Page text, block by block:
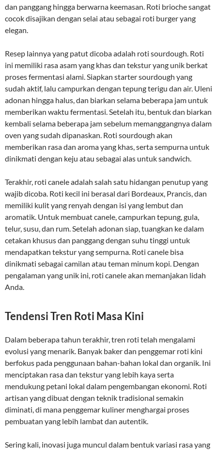
dan panggang hingga berwarna keemasan. Roti brioche sangat
cocok disajikan dengan selai atau sebagai roti burger yang
elegan.
Resep lainnya yang patut dicoba adalah roti sourdough. Roti
ini memiliki rasa asam yang khas dan tekstur yang unik berkat
proses fermentasi alami. Siapkan starter sourdough yang
sudah aktif, lalu campurkan dengan tepung terigu dan air. Uleni
adonan hingga halus, dan biarkan selama beberapa jam untuk
memberikan waktu fermentasi. Setelah itu, bentuk dan biarkan
kembali selama beberapa jam sebelum memanggangnya dalam
oven yang sudah dipanaskan. Roti sourdough akan
memberikan rasa dan aroma yang khas, serta sempurna untuk
dinikmati dengan keju atau sebagai alas untuk sandwich.
Terakhir, roti canele adalah salah satu hidangan penutup yang
wajib dicoba. Roti kecil ini berasal dari Bordeaux, Prancis, dan
memiliki kulit yang renyah dengan isi yang lembut dan
aromatik. Untuk membuat canele, campurkan tepung, gula,
telur, susu, dan rum. Setelah adonan siap, tuangkan ke dalam
cetakan khusus dan panggang dengan suhu tinggi untuk
mendapatkan tekstur yang sempurna. Roti canele bisa
dinikmati sebagai camilan atau teman minum kopi. Dengan
pengalaman yang unik ini, roti canele akan memanjakan lidah
Anda.
Tendensi Tren Roti Masa Kini
Dalam beberapa tahun terakhir, tren roti telah mengalami
evolusi yang menarik. Banyak baker dan penggemar roti kini
berfokus pada penggunaan bahan-bahan lokal dan organik. Ini
menciptakan rasa dan tekstur yang lebih kaya serta
mendukung petani lokal dalam pengembangan ekonomi. Roti
artisan yang dibuat dengan teknik tradisional semakin
diminati, di mana penggemar kuliner menghargai proses
pembuatan yang lebih lambat dan autentik.
Sering kali, inovasi juga muncul dalam bentuk variasi rasa yang